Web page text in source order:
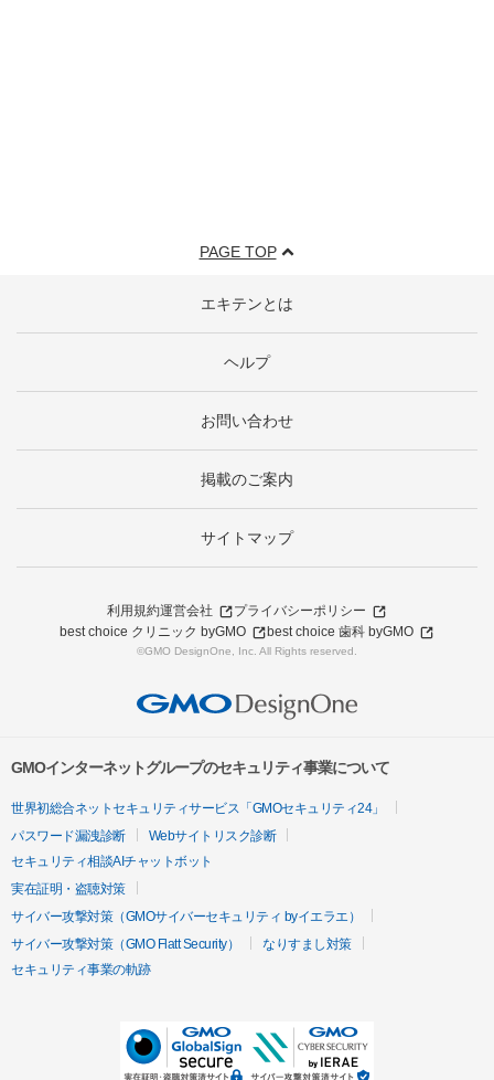
PAGE TOP
エキテンとは
ヘルプ
お問い合わせ
掲載のご案内
サイトマップ
利用規約運営会社
プライバシーポリシー
best choice クリニック byGMO
best choice 歯科 byGMO
©GMO DesignOne, Inc. All Rights reserved.
GMOインターネットグループのセキュリティ事業について
世界初総合ネットセキュリティサービス「GMOセキュリティ24」
パスワード漏洩診断
Webサイトリスク診断
セキュリティ相談AIチャットボット
実在証明・盗聴対策
サイバー攻撃対策（GMOサイバーセキュリティ byイエラエ）
サイバー攻撃対策（GMO Flatt Security）
なりすまし対策
セキュリティ事業の軌跡